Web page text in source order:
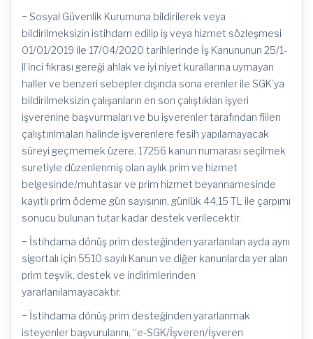
− Sosyal Güvenlik Kurumuna bildirilerek veya
bildirilmeksizin istihdam edilip iş veya hizmet sözleşmesi
01/01/2019 ile 17/04/2020 tarihlerinde İş Kanununun 25/1-
II’inci fıkrası gereği ahlak ve iyi niyet kurallarına uymayan
haller ve benzeri sebepler dışında sona erenler ile SGK’ya
bildirilmeksizin çalışanların en son çalıştıkları işyeri
işverenine başvurmaları ve bu işverenler tarafından fiilen
çalıştırılmaları halinde işverenlere fesih yapılamayacak
süreyi geçmemek üzere, 17256 kanun numarası seçilmek
suretiyle düzenlenmiş olan aylık prim ve hizmet
belgesinde/muhtasar ve prim hizmet beyannamesinde
kayıtlı prim ödeme gün sayısının, günlük 44,15 TL ile çarpımı
sonucu bulunan tutar kadar destek verilecektir.
− İstihdama dönüş prim desteğinden yararlanılan ayda aynı
sigortalı için 5510 sayılı Kanun ve diğer kanunlarda yer alan
prim teşvik, destek ve indirimlerinden
yararlanılamayacaktır.
− İstihdama dönüş prim desteğinden yararlanmak
isteyenler başvurularını, “e-SGK/İşveren/İşveren